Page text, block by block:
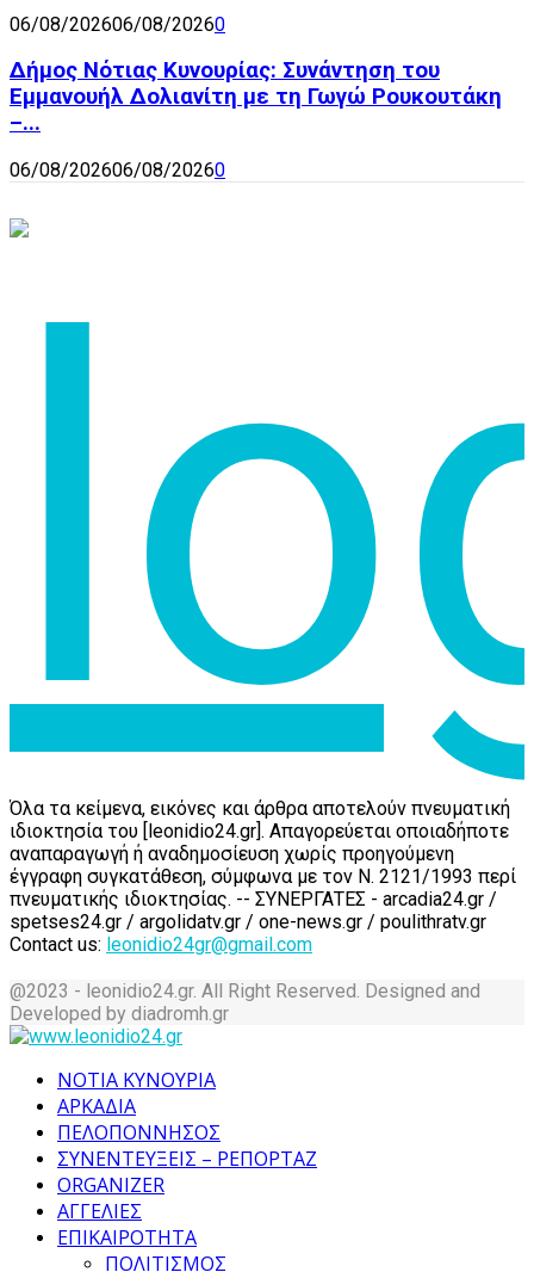
06/08/202606/08/20260
Δήμος Νότιας Κυνουρίας: Συνάντηση του
Εμμανουήλ Δολιανίτη με τη Γωγώ Ρουκουτάκη
–...
06/08/202606/08/20260
Όλα τα κείμενα, εικόνες και άρθρα αποτελούν πνευματική
ιδιοκτησία του [leonidio24.gr]. Απαγορεύεται οποιαδήποτε
αναπαραγωγή ή αναδημοσίευση χωρίς προηγούμενη
έγγραφη συγκατάθεση, σύμφωνα με τον Ν. 2121/1993 περί
πνευματικής ιδιοκτησίας. -- ΣΥΝΕΡΓΑΤΕΣ - arcadia24.gr /
spetses24.gr / argolidatv.gr / one-news.gr / poulithratv.gr
Contact us: leonidio24gr@gmail.com
@2023 - leonidio24.gr. All Right Reserved. Designed and
Developed by diadromh.gr
ΝΟΤΙΑ ΚΥΝΟΥΡΙΑ
ΑΡΚΑΔΙΑ
ΠΕΛΟΠΟΝΝΗΣΟΣ
ΣΥΝΕΝΤΕΥΞΕΙΣ – ΡΕΠΟΡΤΑΖ
ORGANIZER
ΑΓΓΕΛΙΕΣ
ΕΠΙΚΑΙΡΟΤΗΤΑ
ΠΟΛΙΤΙΣΜΟΣ